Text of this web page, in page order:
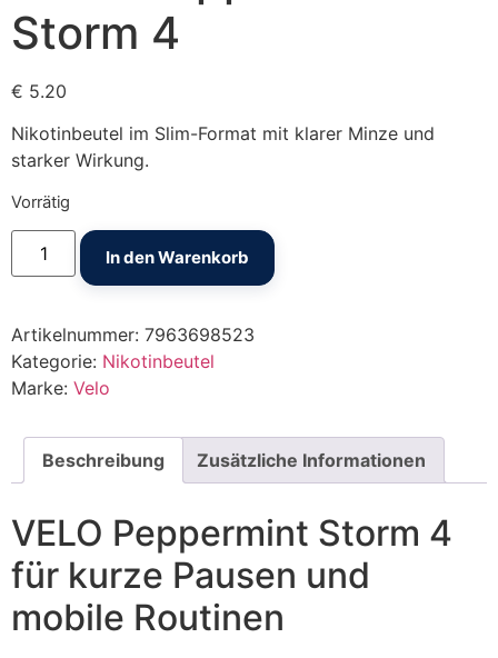
Storm 4
€ 5.20
Nikotinbeutel im Slim-Format mit klarer Minze und
starker Wirkung.
Vorrätig
VELO Peppermint Storm 4 Menge
In den Warenkorb
Artikelnummer: 7963698523
Kategorie: Nikotinbeutel
Marke: Velo
Beschreibung Zusätzliche Informationen
VELO Peppermint Storm 4
für kurze Pausen und
mobile Routinen